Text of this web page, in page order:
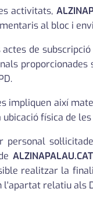
activitats,
al bloc i
de
proporcionades
impliquen així
ubicació física de
personal
ALZINAPALAU.CAT
realitzar la
l'apartat relatiu als